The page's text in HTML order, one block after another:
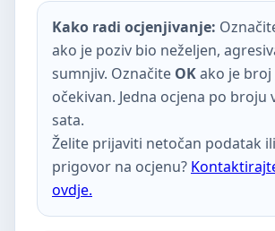
Kako radi ocjenjivanje:
ako je poziv bio neželjen,
sumnjiv. Označite OKako je
očekivan. Jedna ocjena po broju
sata.
Želite prijaviti netočan podatak
prigovor na ocjenu?
ovdje.